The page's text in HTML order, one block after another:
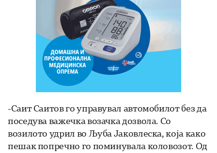
-Саит Саитов го управувал автомобилот без да
поседува важечка возачка дозвола. Со
возилото удрил во Љуба Јаковлеска, која како
пешак попречно го поминувала коловозот. Од